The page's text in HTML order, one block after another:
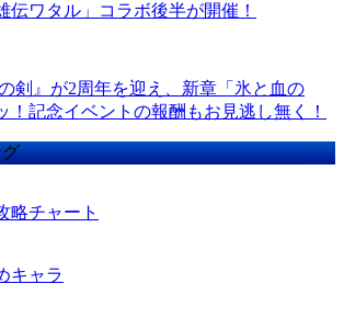
伝ワタル」コラボ後半が開催！
剣』が2周年を迎え、新章「氷と血の
！記念イベントの報酬もお見逃し無く！
略チャート
キャラ